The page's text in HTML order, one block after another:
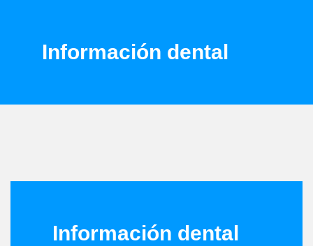
Información dental
Información dental